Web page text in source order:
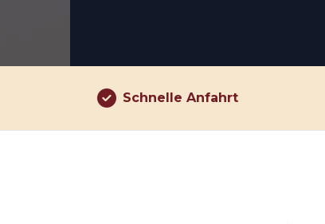
Schnelle Anfahrt